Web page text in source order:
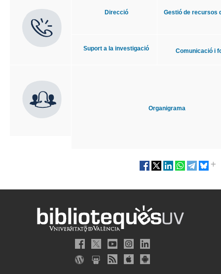
Direcció Gestió de recursos
Suport a la investigació Comunicació i
Organigrama